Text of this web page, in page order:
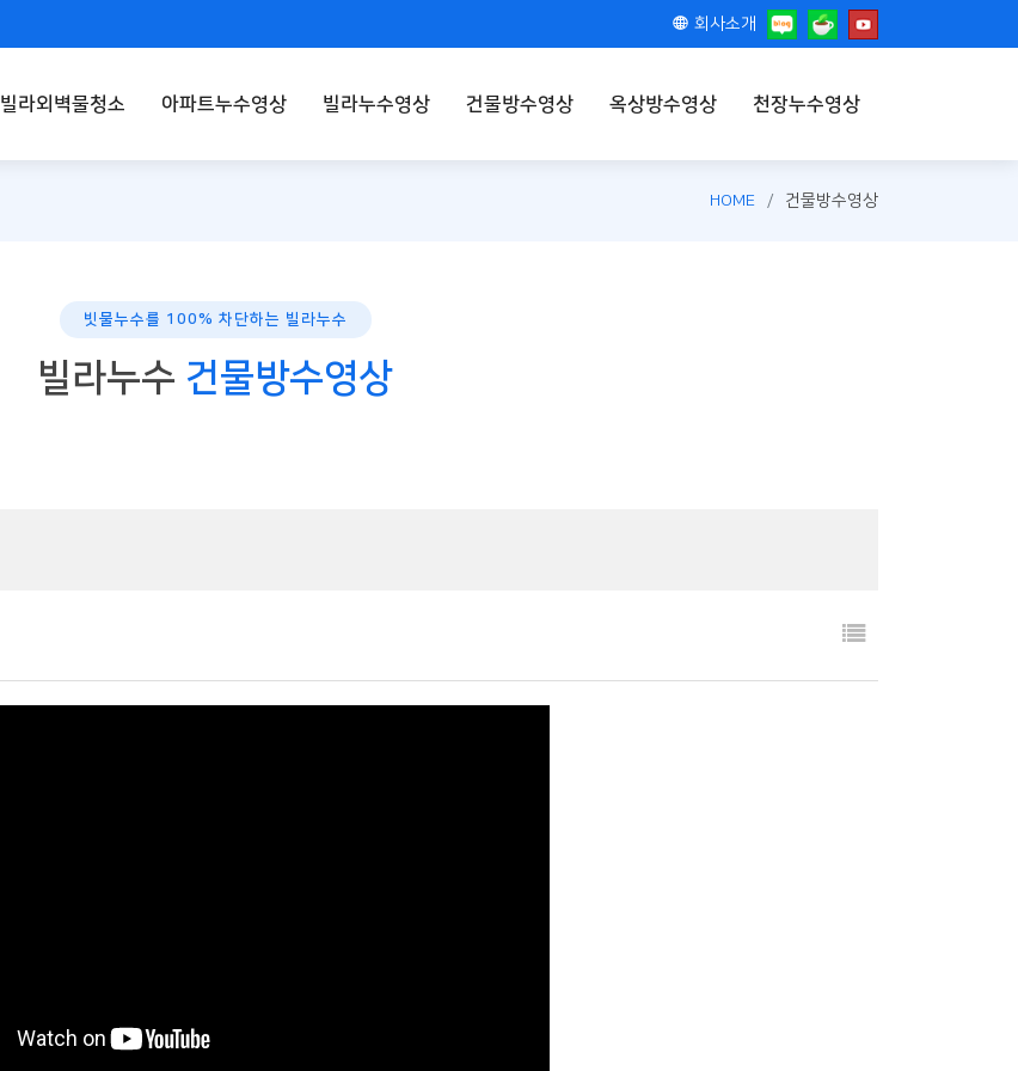
회사소개
빌라외벽물청소 아파트누수영상 빌라누수영상 건물방수영상 옥상방수영상 천장누수영상
HOME 건물방수영상
빗물누수를 100% 차단하는 빌라누수
빌라누수 건물방수영상